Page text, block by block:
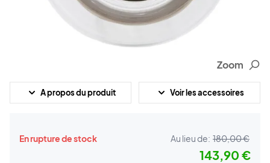
Zoom
A propos du produit Voir les accessoires
En rupture de stock Au lieu de: 180,00 €
143,90 €